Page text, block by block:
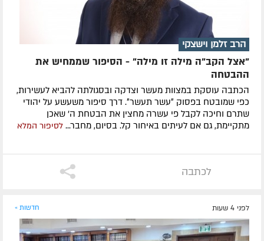
הרב זלמן וישצקי
"אצל הקב"ה מילה זו מילה" - הסיפור שממחיש את
ההבטחה
הכתבה עוסקת במצוות מעשר וצדקה ובסגולתה להביא לעשירות,
כפי שמובטח בפסוק ״עשר תעשר״. דרך סיפור משעשע על יהודי
שתרם וחיכה לקבל פי עשרה מחצין את הבטחת ה' שאכן
מתקיימת, גם אם לעיתים באיחור קל. בסיום, מחבר... לסיפור המלא
לכתבה
לפני 4 שעות חדשות »